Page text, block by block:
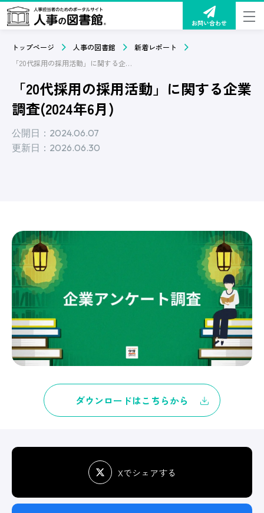
お問い合わせ
トップページ 人事の図書館
新着レポート
「20代採用の採用活動」に関する企業調査(2024年6月)
「20代採用の採用活動」に関する企業
調査(2024年6月)
公開日：2024.06.07
更新日：2026.06.30
ダウンロードはこちらから
Xでシェアする